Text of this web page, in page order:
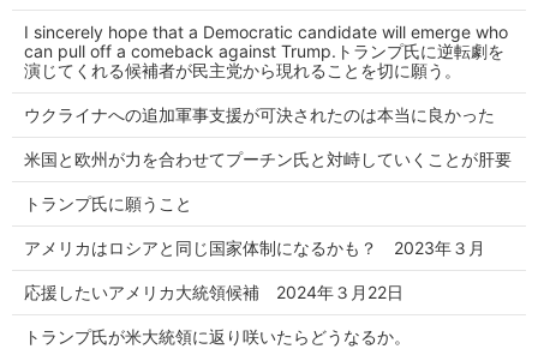
I sincerely hope that a Democratic candidate will emerge who
can pull off a comeback against Trump.トランプ氏に逆転劇を
演じてくれる候補者が民主党から現れることを切に願う。
ウクライナへの追加軍事支援が可決されたのは本当に良かった
米国と欧州が力を合わせてプーチン氏と対峙していくことが肝要
トランプ氏に願うこと
アメリカはロシアと同じ国家体制になるかも？ 2023年３月
応援したいアメリカ大統領候補 2024年３月22日
トランプ氏が米大統領に返り咲いたらどうなるか。